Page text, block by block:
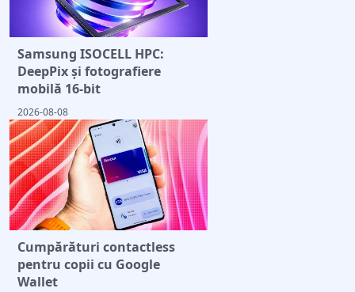
Samsung ISOCELL HPC:
DeepPix și fotografiere
mobilă 16-bit
2026-08-08
Cumpărături contactless
pentru copii cu Google
Wallet